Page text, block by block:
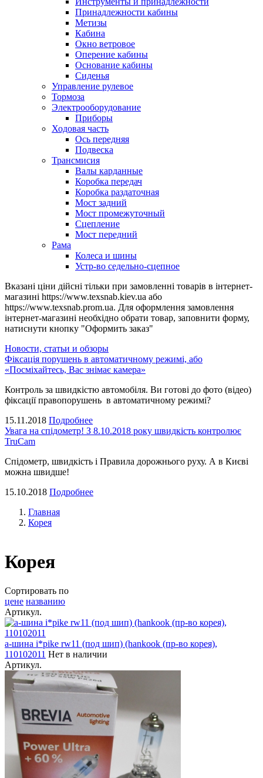
Принадлежности кабины
Метизы
Кабина
Окно ветровое
Оперение кабины
Основание кабины
Сиденья
Управление рулевое
Тормоза
Электрооборудование
Приборы
Ходовая часть
Ось передняя
Подвеска
Трансмисия
Валы карданные
Коробка передач
Коробка раздаточная
Мост задний
Мост промежуточный
Сцепление
Мост передний
Рама
Колеса и шины
Устр-во седельно-сцепное
Вказані ціни дійсні тільки при замовленні товарів в інтернет-
магазині https://www.texsnab.kiev.ua або
https://www.texsnab.prom.ua. Для оформлення замовлення
інтернет-магазині необхідно обрати товар, заповнити форму,
натиснути кнопку "Оформить заказ"
Новости, статьи и обзоры
Фіксація порушень в автоматичному режимі, або
«Посміхайтесь, Вас знімає камера»
Контроль за швидкістю автомобіля. Ви готові до фото (відео)
фіксації правопорушень в автоматичному режимі?
15.11.2018 Подробнее
Увага на спідометр! З 8.10.2018 року швидкість контролює
TruCam
Спідометр, швидкість і Правила дорожнього руху. А в Києві
можна швидше!
15.10.2018 Подробнее
Главная
Корея
Корея
Сортировать по
цене названию
Артикул.
а-шина i*pike rw11 (под шип) (hankook (пр-во корея),
110102011 Нет в наличии
Артикул.